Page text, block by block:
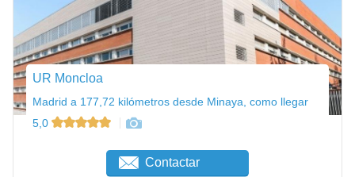
UR Moncloa
Madrid a 177,72 kilómetros desde Minaya, como llegar
5,0
Contactar